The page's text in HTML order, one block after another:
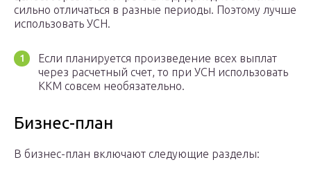
сильно отличаться в разные периоды. Поэтому лучше
использовать УСН.
Если планируется произведение всех выплат
через расчетный счет, то при УСН использовать
ККМ совсем необязательно.
Бизнес-план
В бизнес-план включают следующие разделы: